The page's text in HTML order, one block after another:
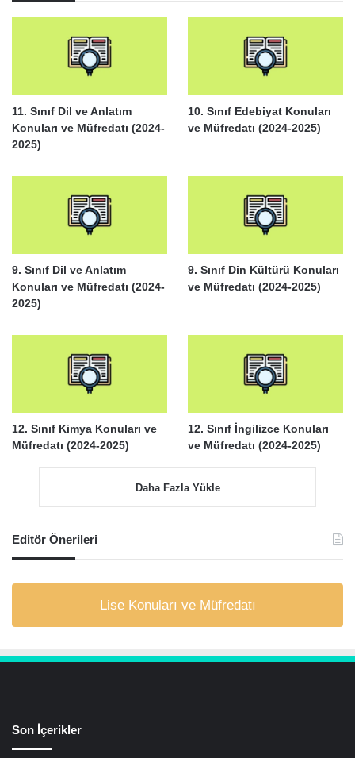
11. Sınıf Dil ve Anlatım
Konuları ve Müfredatı (2024-
2025)
10. Sınıf Edebiyat Konuları
ve Müfredatı (2024-2025)
9. Sınıf Dil ve Anlatım
Konuları ve Müfredatı (2024-
2025)
9. Sınıf Din Kültürü Konuları
ve Müfredatı (2024-2025)
12. Sınıf Kimya Konuları ve
Müfredatı (2024-2025)
12. Sınıf İngilizce Konuları
ve Müfredatı (2024-2025)
Daha Fazla Yükle
Editör Önerileri
Lise Konuları ve Müfredatı
Son İçerikler